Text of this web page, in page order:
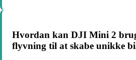
Hvordan kan DJI Mini 2
flyvning til at skabe unikke